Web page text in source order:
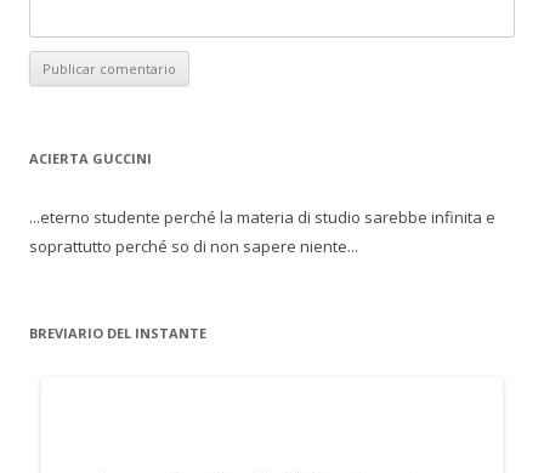
ACIERTA GUCCINI
...eterno studente perché la materia di studio sarebbe infinita e
soprattutto perché so di non sapere niente...
BREVIARIO DEL INSTANTE